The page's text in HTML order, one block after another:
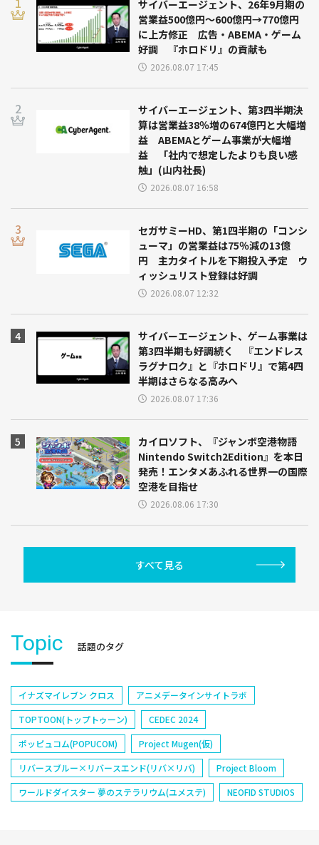
サイバーエージェント、26年9月期の
営業益500億円～600億円→770億円
に上方修正 広告・ABEMA・ゲーム
好調 『ホロドリ』の貢献も
2026.08.07 17:45
サイバーエージェント、第3四半期決
算は営業益38％増の674億円と大幅増
益 ABEMAとゲーム事業が大幅増
益 「社内で想定したよりも良い感
触」(山内社長)
2026.08.07 16:58
セガサミーHD、第1四半期の「コンシ
ューマ」の営業益は75％減の13億
円 主力タイトルを下期投入予定 ウ
ィッシュリスト登録は好調
2026.08.07 12:32
サイバーエージェント、ゲーム事業は
第3四半期も好調続く 『エンドレス
ラグナロク』と『ホロドリ』で第4四
半期はさらなる高みへ
2026.08.07 17:36
カイロソフト、『ジャンボ空港物語
Nintendo Switch2Edition』を本日
発売！エンタメあふれる世界一の国際
空港を目指せ
2026.08.06 17:30
すべて見る
Topic 話題のタグ
イナズマイレブン クロス
アニメデータインサイトラボ
TOPTOON(トップトゥーン)
CEDEC 2024
ポッピュコム(POPUCOM)
Project Mugen(仮)
リバースブルー×リバースエンド(リバ×リバ)
Project Bloom
ワールドダイスター 夢のステラリウム(ユメステ)
NEOFID STUDIOS